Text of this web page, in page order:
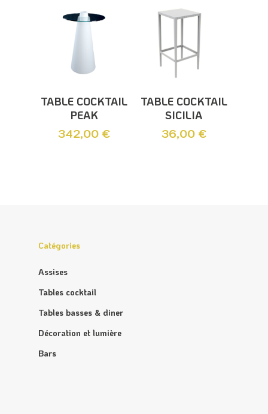
Ajouter Au
Panier
TABLE COCKTAIL
PEAK
342,00 €
TABLE COCKTAIL
SICILIA
36,00 €
Catégories
Assises
Tables cocktail
Tables basses & diner
Décoration et lumière
Bars